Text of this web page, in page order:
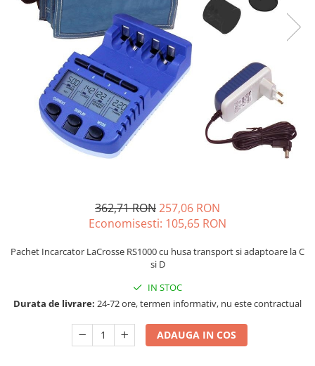
Sisteme de management (BMS)
Redresoare, incarcatoare si testere
Redresoare auto, moto, barci si
stationare
362,71 RON257,06 RON
Economisesti: 105,65 RON
Pachet Incarcator LaCrosse RS1000 cu husa transport si adaptoare la C
si D
IN STOC
Durata de livrare: 24-72 ore, termen informativ, nu este contractual
ADAUGA IN COS